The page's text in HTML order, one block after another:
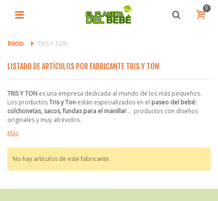
0
Inicio > TRIS Y TON
LISTADO DE ARTÍCULOS POR FABRICANTE TRIS Y TON
TRIS Y TON es una empresa dedicada al mundo de los más pequeños.
Los productosTris y Ton están especializados en el paseo del bebé:
colchonetas, sacos, fundas para el manillar... productos con diseños
originales y muy atrevidos.
Más
No hay artículos de este fabricante.